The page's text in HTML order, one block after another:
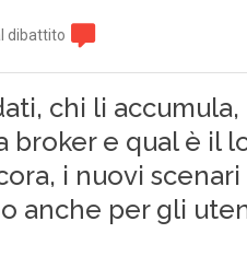
dibattito
chi li
broker e qual è il
i nuovi
anche per gli